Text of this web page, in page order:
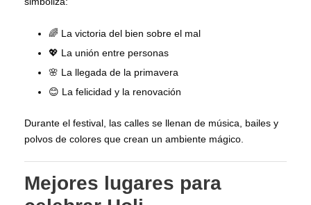
🌈 La victoria del bien sobre el mal
💖 La unión entre personas
🌸 La llegada de la primavera
😊 La felicidad y la renovación
Durante el festival, las calles se llenan de música, bailes y
polvos de colores que crean un ambiente mágico.
Mejores lugares para